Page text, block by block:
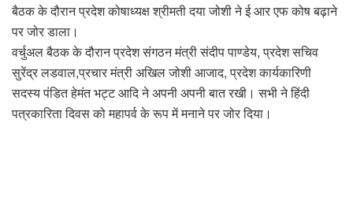
बैठक के दौरान प्रदेश कोषाध्यक्ष श्रीमती दया जोशी ने ई आर एफ कोष बढ़ाने
पर जोर डाला।
वर्चुअल बैठक के दौरान प्रदेश संगठन मंत्री संदीप पाण्डेय, प्रदेश सचिव
सुरेंद्र लडवाल,प्रचार मंत्री अखिल जोशी आजाद, प्रदेश कार्यकारिणी
सदस्य पंडित हेमंत भट्ट आदि ने अपनी अपनी बात रखी। सभी ने हिंदी
पत्रकारिता दिवस को महापर्व के रूप में मनाने पर जोर दिया।